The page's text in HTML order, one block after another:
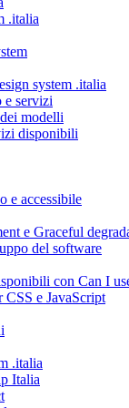
.italia
system .italia
e servizi
modelli
disponibili
e accessibile
e Graceful
del software
con Can I
CSS e JavaScript
.italia
Italia